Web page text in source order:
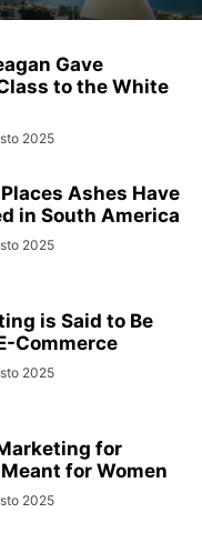
Gave
to the White
2025
Ashes Have
in South America
2025
is Said to Be
Commerce
2025
for
for Women
2025